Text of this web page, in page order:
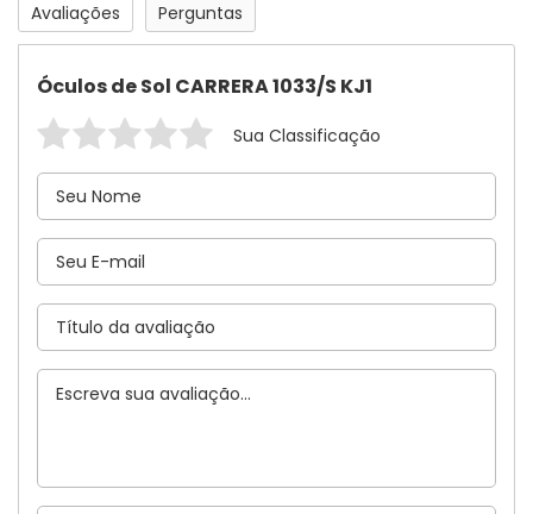
Avaliações Perguntas
Óculos de Sol CARRERA 1033/S KJ1
Sua Classificação